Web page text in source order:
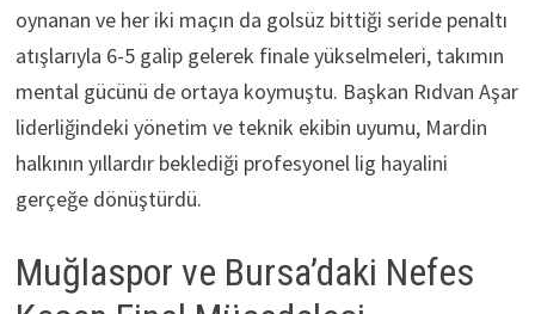
oynanan ve her iki maçın da golsüz bittiği seride penaltı
atışlarıyla 6-5 galip gelerek finale yükselmeleri, takımın
mental gücünü de ortaya koymuştu. Başkan Rıdvan Aşar
liderliğindeki yönetim ve teknik ekibin uyumu, Mardin
halkının yıllardır beklediği profesyonel lig hayalini
gerçeğe dönüştürdü.
Muğlaspor ve Bursa’daki Nefes